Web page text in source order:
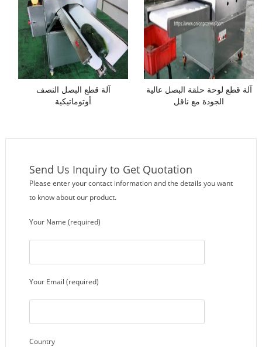
آلة قطع البصل النصف
أوتوماتيكية
آلة قطع لوحة حلقة البصل عالية
الجودة مع ناقل
Send Us Inquiry to Get Quotation
Please enter your contact information and the details you want
to know about our product.
Your Name (required)
Your Email (required)
Country